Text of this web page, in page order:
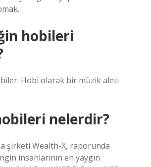
hobileri
Hobi olarak bir müzik aleti
nelerdir?
şirketi Wealth-X, raporunda
insanlarının en yaygın